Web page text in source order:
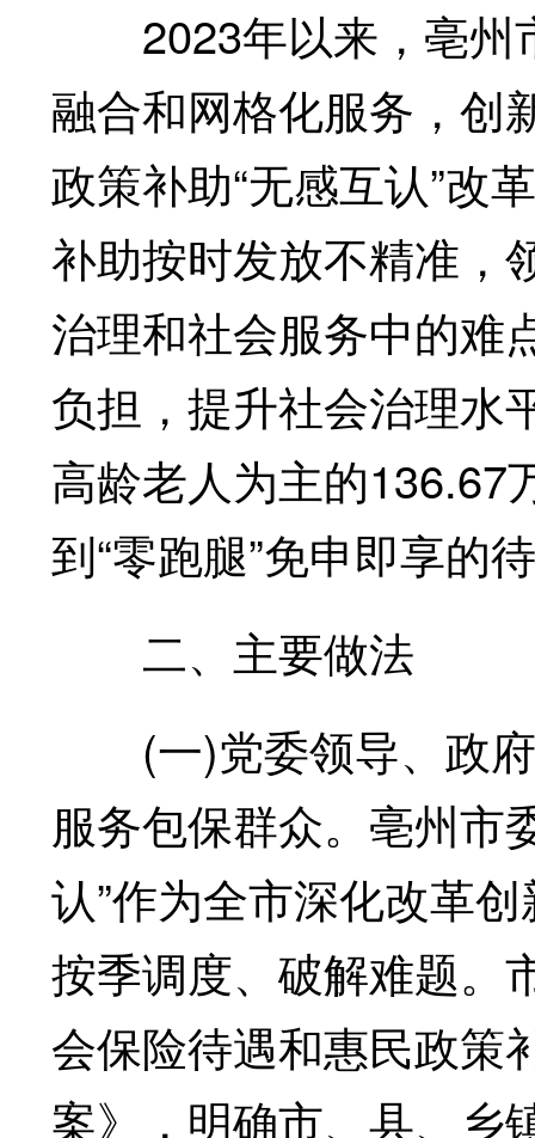
2023年以来，亳州
融合和网格化服务，创
政策补助“无感互认”改
补助按时发放不精准，
治理和社会服务中的难
负担，提升社会治理水
高龄老人为主的136.67
到“零跑腿”免申即享的
二、主要做法
(一)党委领导、政府
服务包保群众。亳州市
认”作为全市深化改革
按季调度、破解难题。
会保险待遇和惠民政策
案》，明确市、县、乡